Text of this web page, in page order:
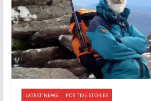
LATEST NEWS POSITIVE STORIES